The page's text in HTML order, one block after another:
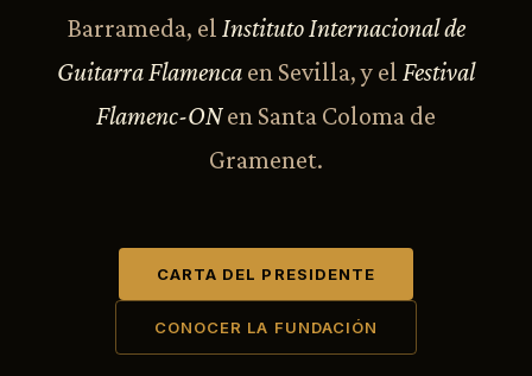
Barrameda, el Instituto Internacional de
Guitarra Flamenca en Sevilla, y el Festival
Flamenc-ONen Santa Coloma de
Gramenet.
CARTA DEL PRESIDENTE
CONOCER LA FUNDACIÓN